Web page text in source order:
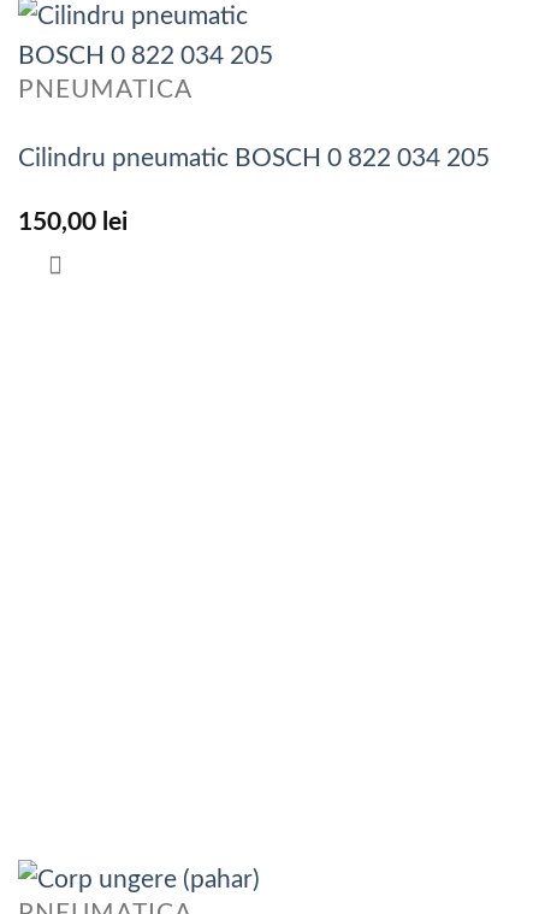
PNEUMATICA
Cilindru pneumatic BOSCH 0 822 034 205
150,00 lei